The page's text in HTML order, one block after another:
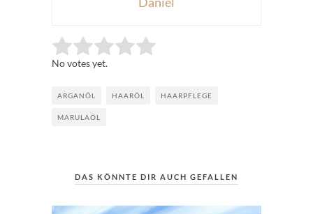
Rate this item: Submit Rating
No votes yet.
ARGANÖL HAARÖL HAARPFLEGE
MARULAÖL
DAS KÖNNTE DIR AUCH GEFALLEN